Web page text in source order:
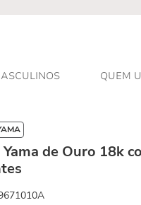
QUEM
de Ouro 18k